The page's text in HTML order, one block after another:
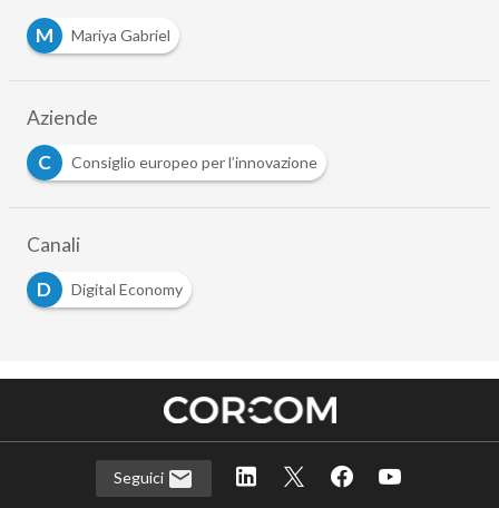
M
Mariya Gabriel
Aziende
C
Consiglio europeo per l’innovazione
Canali
D
Digital Economy
Seguici